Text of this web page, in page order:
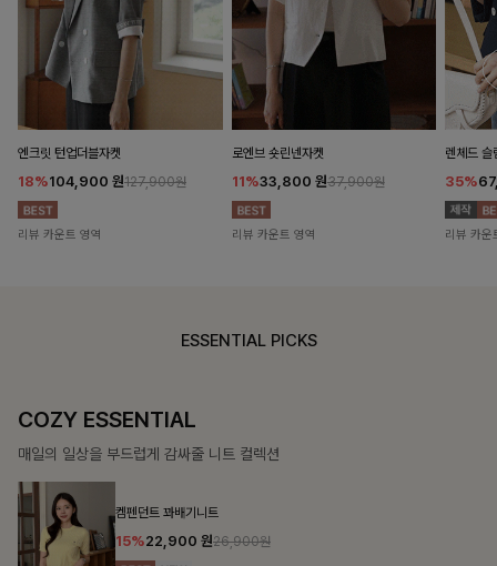
엔크릿 턴업더블자켓
18%104,900 원127,900원
리뷰 카운트 영역
로엔브 숏린넨자켓
11%33,800 원37,900원
리뷰 카운트 영역
렌체드
35%
리뷰 카운
ESSENTIAL PICKS
COZY ESSENTIAL
매일의 일상을 부드럽게 감싸줄 니트 컬렉션
켐펜던트 꽈배기니트
15%22,900 원26,900원